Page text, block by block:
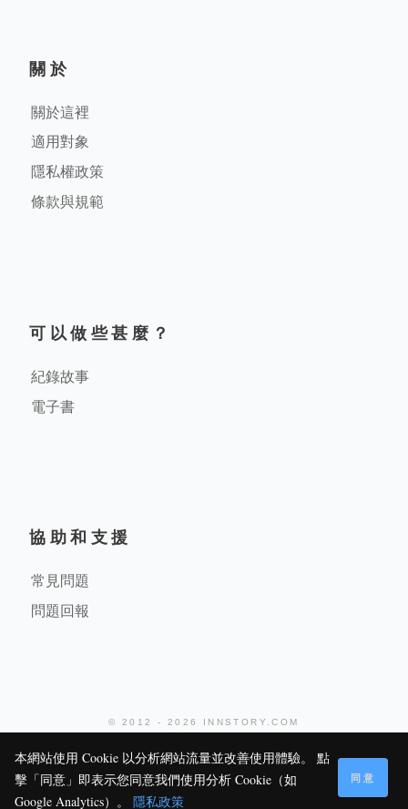
關於
關於這裡
適用對象
隱私權政策
條款與規範
可以做些甚麼？
紀錄故事
電子書
協助和支援
常見問題
問題回報
© 2012 - 2026 INNSTORY.COM
本網站使用 Cookie 以分析網站流量並改善使用體驗。 點
擊「同意」即表示您同意我們使用分析 Cookie（如
Google Analytics）。 隱私政策
同意
170